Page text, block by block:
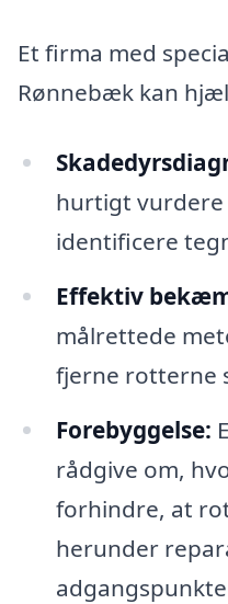
Et firma med
Rønnebæk kan
hurtigt
identificere
Effektiv
målrettede
fjerne rotterne
Forebyggelse:
rådgive om,
forhindre, at
herunder